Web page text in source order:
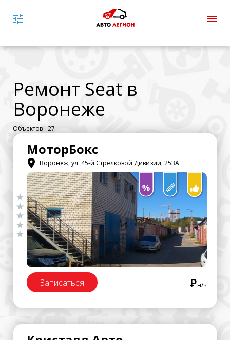
Ремонт Seat в
Воронеже
Объектов - 27
МоторБокс
Воронеж, ул. 45-й Стрелковой Дивизии, 253А
Записаться Рн/ч